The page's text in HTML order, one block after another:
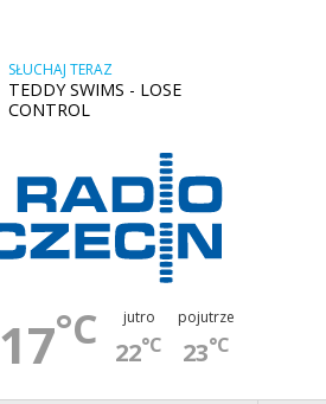
SŁUCHAJ TERAZ
TEDDY SWIMS - LOSE
CONTROL
17°C jutro
22°C
pojutrze
23°C